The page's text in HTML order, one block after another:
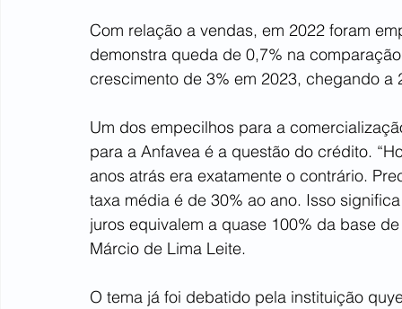
Com relação a vendas, em 2022 foram
demonstra queda de 0,7% na
crescimento de 3% em 2023, chegando a
Um dos empecilhos para a
para a Anfavea é a questão do crédito.
anos atrás era exatamente o contrário.
taxa média é de 30% ao ano. Isso
juros equivalem a quase 100% da base
Márcio de Lima Leite.
O tema já foi debatido pela instituição